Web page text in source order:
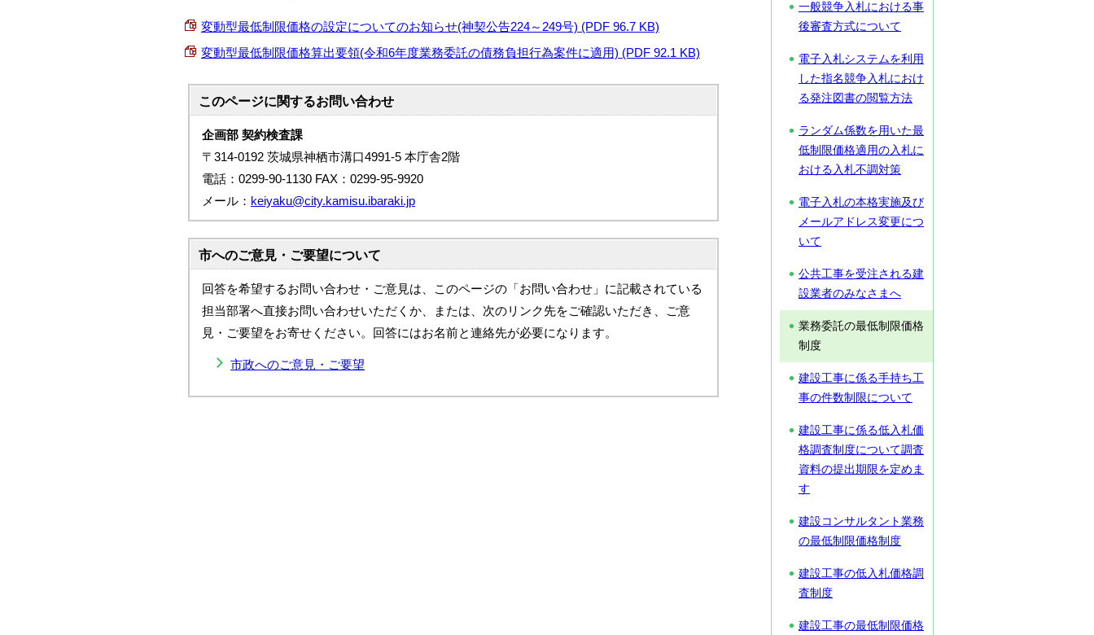
変動型最低制限価格の設定についてのお知らせ(神契公告224～249号) (PDF 96.7 KB)
変動型最低制限価格算出要領(令和6年度業務委託の債務負担行為案件に適用) (PDF 92.1 KB)
このページに関するお問い合わせ
企画部 契約検査課
〒314-0192 茨城県神栖市溝口4991-5 本庁舎2階
電話：0299-90-1130 FAX：0299-95-9920
メール： keiyaku@city.kamisu.ibaraki.jp
市へのご意見・ご要望について
回答を希望するお問い合わせ・ご意見は、このページの「お問い合わせ」に記載されている
担当部署へ直接お問い合わせいただくか、または、次のリンク先をご確認いただき、ご意
見・ご要望をお寄せください。回答にはお名前と連絡先が必要になります。
市政へのご意見・ご要望
一般競争入札における事
後審査方式について
電子入札システムを利用
した指名競争入札におけ
る発注図書の閲覧方法
ランダム係数を用いた最
低制限価格適用の入札に
おける入札不調対策
電子入札の本格実施及び
メールアドレス変更につ
いて
公共工事を受注される建
設業者のみなさまへ
業務委託の最低制限価格
制度
建設工事に係る手持ち工
事の件数制限について
建設工事に係る低入札価
格調査制度について調査
資料の提出期限を定めま
す
建設コンサルタント業務
の最低制限価格制度
建設工事の低入札価格調
査制度
建設工事の最低制限価格